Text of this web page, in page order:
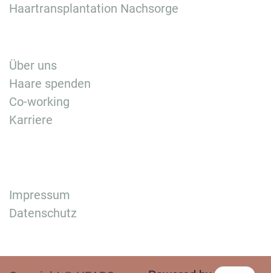
Haartransplantation Nachsorge
Über uns
Haare spenden
Co-working
Karriere
Impressum
Datenschutz